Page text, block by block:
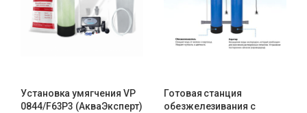
Установка умягчения VP
0844/F63P3 (АкваЭксперт)
Готовая станция
обезжелезивания c